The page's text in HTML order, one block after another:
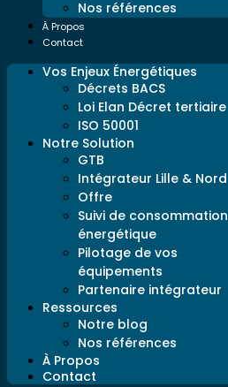
Nos références
À Propos
Contact
Vos Enjeux Énergétiques
Décrets BACS
Loi Elan Décret tertiaire
ISO 50001
Notre Solution
GTB
Intégrateur Lille & Nord
Offre
Suivi de consommation
énergétique
Pilotage de vos
équipements
Partenaire intégrateur
Ressources
Notre blog
Nos références
À Propos
Contact